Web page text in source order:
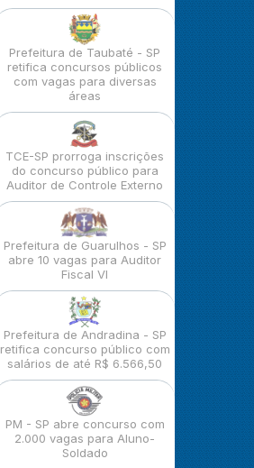
Prefeitura de Taubaté - SP
retifica concursos públicos
com vagas para diversas
áreas
TCE-SP prorroga inscrições
do concurso público para
Auditor de Controle Externo
Prefeitura de Guarulhos - SP
abre 10 vagas para Auditor
Fiscal VI
Prefeitura de Andradina - SP
retifica concurso público com
salários de até R$ 6.566,50
PM - SP abre concurso com
2.000 vagas para Aluno-
Soldado